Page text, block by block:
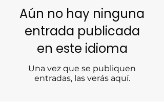
Aún no hay ninguna
entrada publicada
en este idioma
Una vez que se publiquen
entradas, las verás aquí.